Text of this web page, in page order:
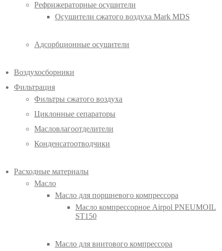
Рефрижераторные осушители
Осушители сжатого воздуха Mark MDS
Адсорбционные осушители
Воздухосборники
Фильтрация
Фильтры сжатого воздуха
Циклонные сепараторы
Масловлагоотделители
Конденсатоотводчики
Расходные материалы
Масло
Масло для поршневого компрессора
Масло компрессорное Airpol PNEUMOIL
ST150
Масло для винтового компрессора